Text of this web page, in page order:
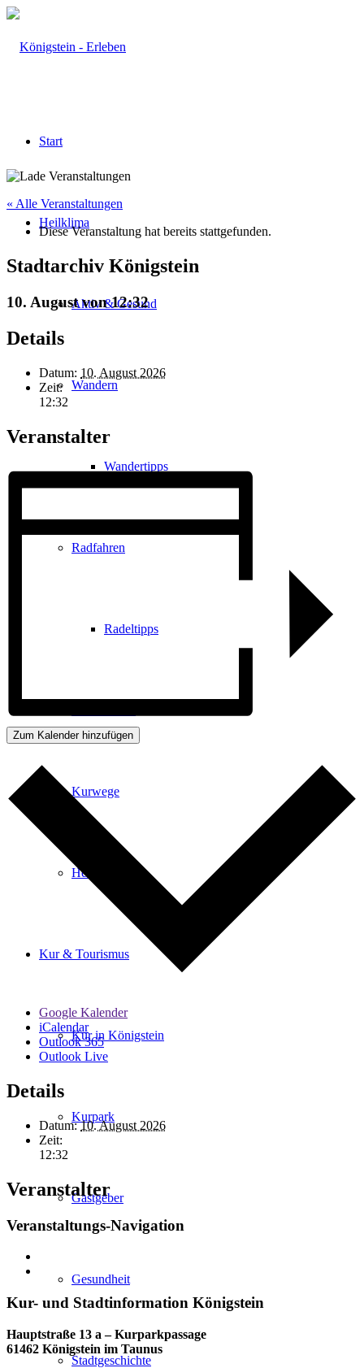
Start
Heilklima
Aktiv & Gesund
Wandern
Wandertipps
Radfahren
Radeltipps
Kurwege
Heilklimaten
Kur & Tourismus
Kur in Königstein
Kurpark
Gastgeber
Gesundheit
Stadtgeschichte
« Alle Veranstaltungen
Diese Veranstaltung hat bereits stattgefunden.
Stadtarchiv Königstein
10. August von 12:32
Details
Datum: 10. August 2026
Zeit:
12:32
Veranstalter
Zum Kalender hinzufügen
Google Kalender
iCalendar
Outlook 365
Outlook Live
Details
Datum: 10. August 2026
Zeit:
12:32
Veranstalter
Veranstaltungs-Navigation
Kur- und Stadtinformation Königstein
Hauptstraße 13 a – Kurparkpassage
61462 Königstein im Taunus